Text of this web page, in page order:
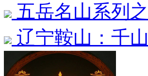
五岳名山系列
辽宁鞍山：千山